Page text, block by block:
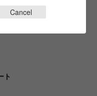
ト
Cancel